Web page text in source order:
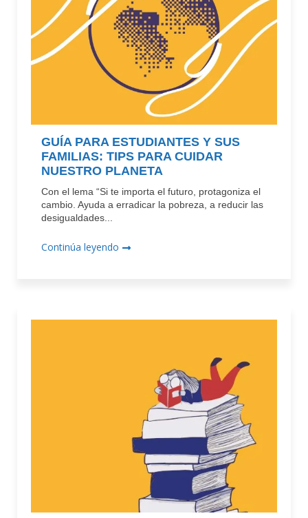
GUÍA PARA ESTUDIANTES Y SUS
FAMILIAS: TIPS PARA CUIDAR
NUESTRO PLANETA
Con el lema “Si te importa el futuro, protagoniza el
cambio. Ayuda a erradicar la pobreza, a reducir las
desigualdades...
Continúa leyendo